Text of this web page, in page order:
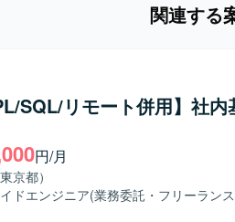
関連する
SQL/リモート併用】社
円/月
京都）
ドエンジニア(業務委託・フリーラン